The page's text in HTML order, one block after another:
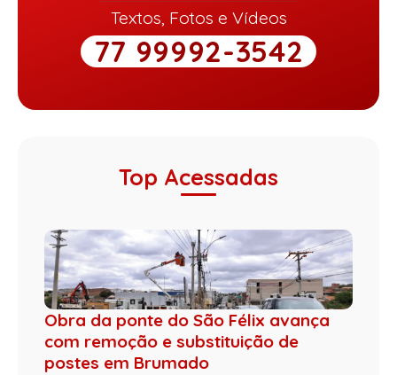
Textos, Fotos e Vídeos
77 99992-3542
Top Acessadas
Obra da ponte do São Félix avança
com remoção e substituição de
postes em Brumado